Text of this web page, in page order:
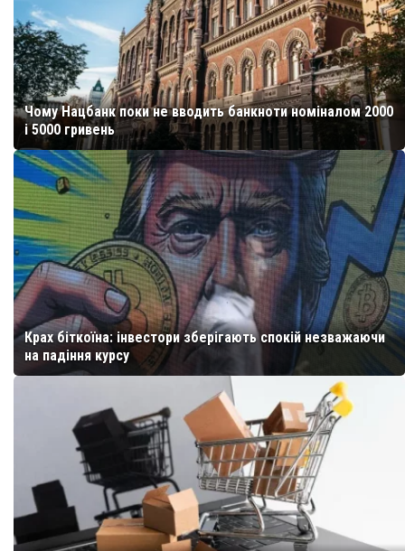
Чому Нацбанк поки не вводить банкноти номіналом 2000
і 5000 гривень
Крах біткоїна: інвестори зберігають спокій незважаючи
на падіння курсу